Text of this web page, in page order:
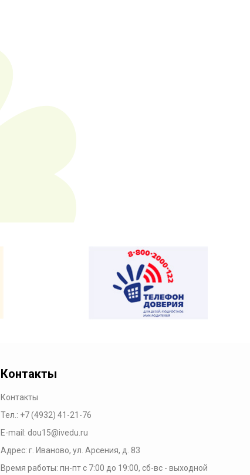
Контакты
Контакты
Тел.: +7 (4932) 41-21-76
E-mail: dou15@ivedu.ru
Адрес: г. Иваново, ул. Арсения, д. 83
Время работы: пн-пт с 7:00 до 19:00, сб-вс - выходной